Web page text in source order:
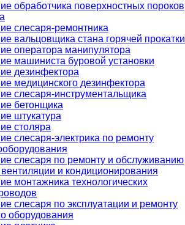
обработчика поверхностных пороков
слесаря-ремонтника
вальцовщика стана горячей прокатки
оператора манипулятора
машиниста буровой установки
дезинфектора
медицинского дезинфектора
слесаря-инструментальщика
бетонщика
штукатура
столяра
слесаря-электрика по ремонту
слесаря по ремонту и обслуживанию
и кондиционирования
монтажника технологических
слесаря по эксплуатации и ремонту
оборудования